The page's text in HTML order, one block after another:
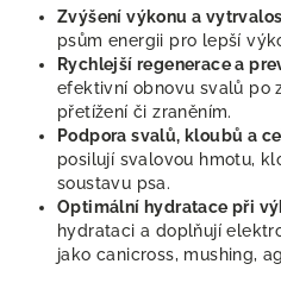
Zvýšení výkonu a
psům energii pro lepší
Rychlejší regenerace a
efektivní obnovu svalů po
přetížení či zraněním.
Podpora svalů, kloubů a
posilují svalovou hmotu,
soustavu psa.
Optimální hydratace při
hydrataci a doplňují
jako canicross, mushing,